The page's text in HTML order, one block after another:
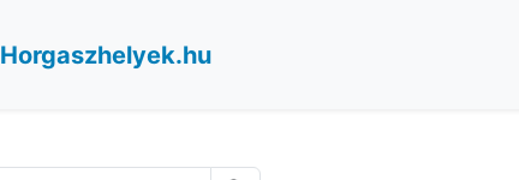
Horgaszhelyek.hu